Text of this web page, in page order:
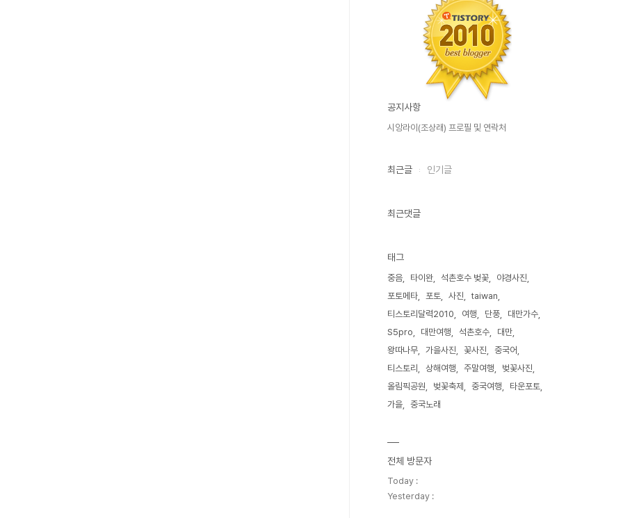
공지사항
시앙라이(조상래) 프로필 및 연락처
최근글 인기글
최근댓글
태그
중음 타이완 석촌호수 벚꽃
야경사진
포토메타
포토 사진
taiwan
티스토리달력2010
여행 단풍
대만가수
S5pro
대만여행 석촌호수
대만
왕따나무
가을사진 꽃사진
중국어
티스토리
상해여행 주말여행
벚꽃사진
올림픽공원
벚꽃축제 중국여행
타운포토
가을
중국노래
전체 방문자
Today :
Yesterday :